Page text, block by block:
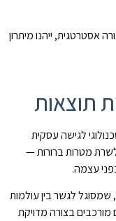
אסטרטגית, ייהנו מיתרון
תוצאות
לגישה עסקית
מטרות ברורות —
עצמה.
שמסוגל לגשר בין עולמות
מורכבים בצורה מדויקת